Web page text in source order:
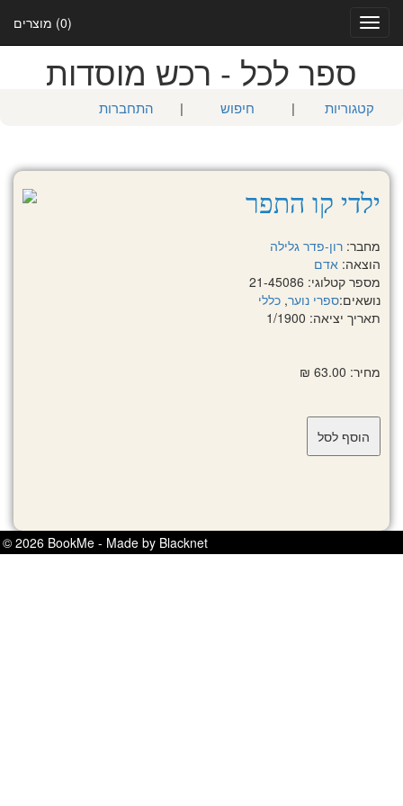
(0) מוצרים
Toggle
navigation
ספר לכל - רכש מוסדות
קטגוריות | חיפוש | התחברות
ילדי קו התפר
מחבר: רון-פדר גלילה
הוצאה: אדם
מספר קטלוגי: 21-45086
נושאים:ספרי נוער, כללי
תאריך יציאה: 1/1900
מחיר: 63.00 ₪
© 2026 BookMe - Made by Blacknet